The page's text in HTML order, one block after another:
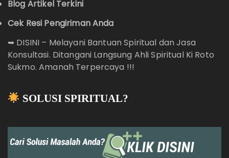
Blog Artikel Terkini
Cek Resi Pengiriman Anda
➥ DISINI – Melayani Bantuan Spiritual dan Jasa
Konsultasi. Ditangani Langsung Ahli Spiritual Ki Roto
Sukmo. Amanah Terpercaya !!!
SOLUSI SPIRITUAL?